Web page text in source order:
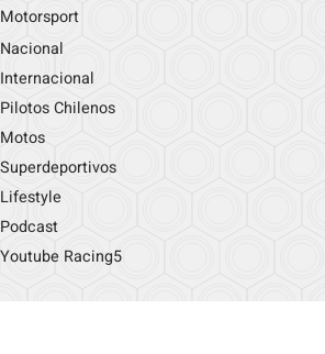
Motorsport
Nacional
Internacional
Pilotos Chilenos
Motos
Superdeportivos
Lifestyle
Podcast
Youtube Racing5